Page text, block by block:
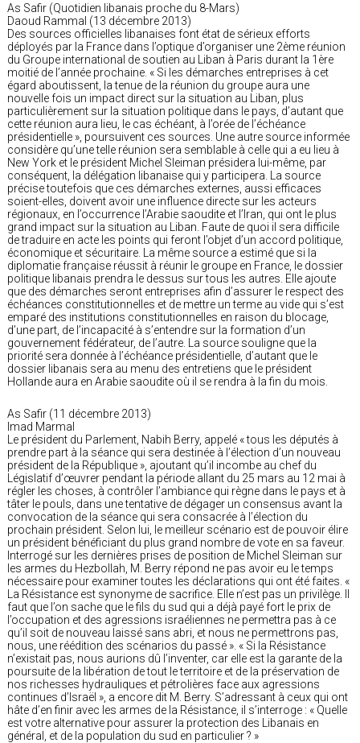
As Safir (Quotidien libanais proche du 8-Mars)
Daoud Rammal (13 décembre 2013)
Des sources officielles libanaises font état de sérieux efforts
déployés par la France dans l’optique d’organiser une 2ème réunion
du Groupe international de soutien au Liban à Paris durant la 1ère
moitié de l’année prochaine. « Si les démarches entreprises à cet
égard aboutissent, la tenue de la réunion du groupe aura une
nouvelle fois un impact direct sur la situation au Liban, plus
particulièrement sur la situation politique dans le pays, d’autant que
cette réunion aura lieu, le cas échéant, à l’orée de l’échéance
présidentielle », poursuivent ces sources. Une autre source informée
considère qu’une telle réunion sera semblable à celle qui a eu lieu à
New York et le président Michel Sleiman présidera lui-même, par
conséquent, la délégation libanaise qui y participera. La source
précise toutefois que ces démarches externes, aussi efficaces
soient-elles, doivent avoir une influence directe sur les acteurs
régionaux, en l’occurrence l’Arabie saoudite et l’Iran, qui ont le plus
grand impact sur la situation au Liban. Faute de quoi il sera difficile
de traduire en acte les points qui feront l’objet d’un accord politique,
économique et sécuritaire. La même source a estimé que si la
diplomatie française réussit à réunir le groupe en France, le dossier
politique libanais prendra le dessus sur tous les autres. Elle ajoute
que des démarches seront entreprises afin d’assurer le respect des
échéances constitutionnelles et de mettre un terme au vide qui s’est
emparé des institutions constitutionnelles en raison du blocage,
d’une part, de l’incapacité à s’entendre sur la formation d’un
gouvernement fédérateur, de l’autre. La source souligne que la
priorité sera donnée à l’échéance présidentielle, d’autant que le
dossier libanais sera au menu des entretiens que le président
Hollande aura en Arabie saoudite où il se rendra à la fin du mois.
As Safir (11 décembre 2013)
Imad Marmal
Le président du Parlement, Nabih Berry, appelé « tous les députés à
prendre part à la séance qui sera destinée à l’élection d’un nouveau
président de la République », ajoutant qu’il incombe au chef du
Législatif d’œuvrer pendant la période allant du 25 mars au 12 mai à
régler les choses, à contrôler l’ambiance qui règne dans le pays et à
tâter le pouls, dans une tentative de dégager un consensus avant la
convocation de la séance qui sera consacrée à l’élection du
prochain président. Selon lui, le meilleur scénario est de pouvoir élire
un président bénéficiant du plus grand nombre de vote en sa faveur.
Interrogé sur les dernières prises de position de Michel Sleiman sur
les armes du Hezbollah, M. Berry répond ne pas avoir eu le temps
nécessaire pour examiner toutes les déclarations qui ont été faites. «
La Résistance est synonyme de sacrifice. Elle n’est pas un privilège. Il
faut que l’on sache que le fils du sud qui a déjà payé fort le prix de
l’occupation et des agressions israéliennes ne permettra pas à ce
qu’il soit de nouveau laissé sans abri, et nous ne permettrons pas,
nous, une réédition des scénarios du passé ». « Si la Résistance
n’existait pas, nous aurions dû l’inventer, car elle est la garante de la
poursuite de la libération de tout le territoire et de la préservation de
nos richesses hydrauliques et pétrolières face aux agressions
continues d’Israël », a encore dit M. Berry. S’adressant à ceux qui ont
hâte d’en finir avec les armes de la Résistance, il s’interroge : « Quelle
est votre alternative pour assurer la protection des Libanais en
général, et de la population du sud en particulier ? »